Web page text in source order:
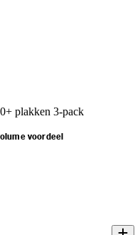
plakken 3-pack
voordeel